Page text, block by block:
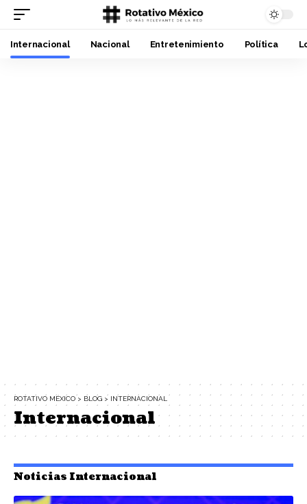
Internacional Nacional Entretenimiento Política
ROTATIVO MÉXICO > BLOG > INTERNACIONAL
Internacional
Noticias Internacional